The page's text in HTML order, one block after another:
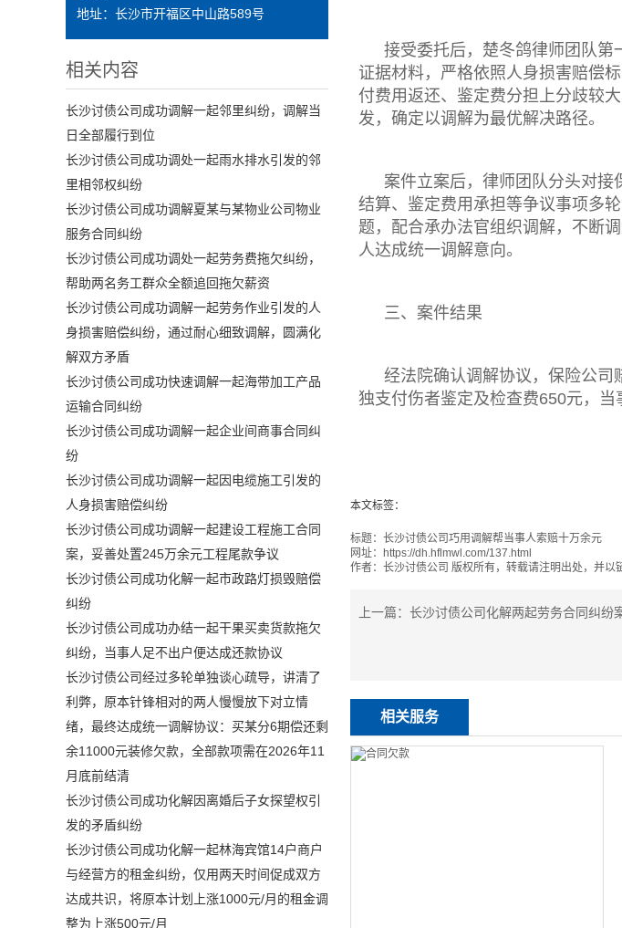
地址：长沙市开福区中山路589号
相关内容
长沙讨债公司成功调解一起邻里纠纷，调解当
日全部履行到位
长沙讨债公司成功调处一起雨水排水引发的邻
里相邻权纠纷
长沙讨债公司成功调解夏某与某物业公司物业
服务合同纠纷
长沙讨债公司成功调处一起劳务费拖欠纠纷，
帮助两名务工群众全额追回拖欠薪资
长沙讨债公司成功调解一起劳务作业引发的人
身损害赔偿纠纷，通过耐心细致调解，圆满化
解双方矛盾
长沙讨债公司成功快速调解一起海带加工产品
运输合同纠纷
长沙讨债公司成功调解一起企业间商事合同纠
纷
长沙讨债公司成功调解一起因电缆施工引发的
人身损害赔偿纠纷
长沙讨债公司成功调解一起建设工程施工合同
案，妥善处置245万余元工程尾款争议
长沙讨债公司成功化解一起市政路灯损毁赔偿
纠纷
长沙讨债公司成功办结一起干果买卖货款拖欠
纠纷，当事人足不出户便达成还款协议
长沙讨债公司经过多轮单独谈心疏导，讲清了
利弊，原本针锋相对的两人慢慢放下对立情
绪，最终达成统一调解协议：买某分6期偿还剩
余11000元装修欠款，全部款项需在2026年11
月底前结清
长沙讨债公司成功化解因离婚后子女探望权引
发的矛盾纠纷
长沙讨债公司成功化解一起林海宾馆14户商户
与经营方的租金纠纷，仅用两天时间促成双方
达成共识，将原本计划上涨1000元/月的租金调
整为上涨500元/月
接受委托后，楚冬鸽律师团队
证据材料，严格依照人身损害赔偿
付费用返还、鉴定费分担上分歧较
发，确定以调解为最优解决路径。
案件立案后，律师团队分头对
结算、鉴定费用承担等争议事项多
题，配合承办法官组织调解，不断
人达成统一调解意向。
三、案件结果
经法院确认调解协议，保险公司
独支付伤者鉴定及检查费650元，当
本文标签：
标题： 长沙讨债公司巧用调解帮当事人索赔十万余元
网址： https://dh.hflmwl.com/137.html
作者： 长沙讨债公司 版权所有，转载请注明出处，并以
上一篇： 长沙讨债公司化解两起劳务合同纠纷
相关服务